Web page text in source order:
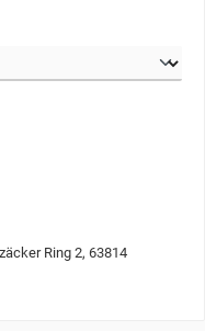
Ring 2, 63814